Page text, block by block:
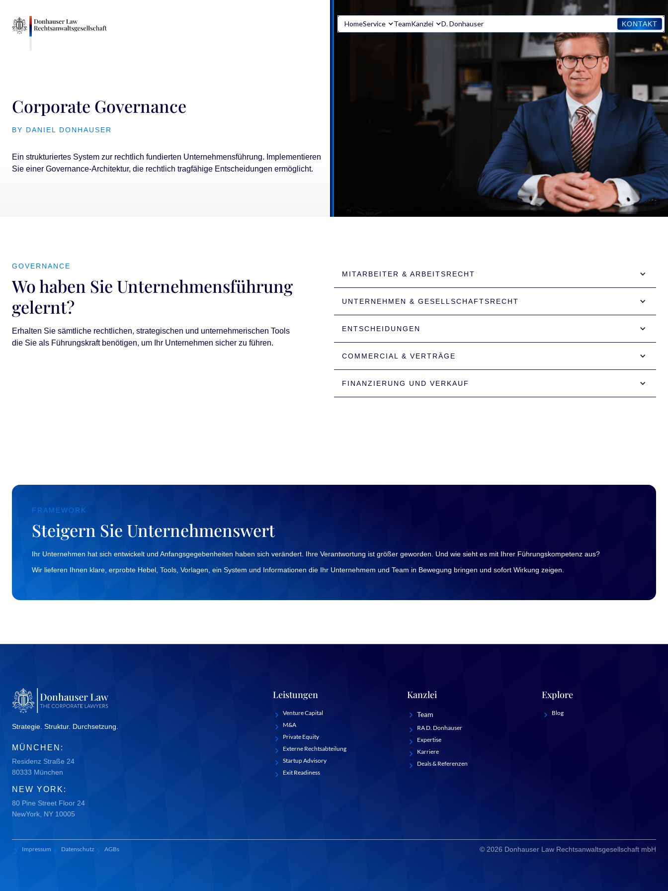
Corporate Governance
BY DANIEL DONHAUSER
Ein strukturiertes System zur rechtlich fundierten Unternehmensführung. Implementieren
Sie einer Governance-Architektur, die rechtlich tragfähige Entscheidungen ermöglicht.
HomeService TeamKanzlei D. Donhauser KONTAKT
GOVERNANCE
Wo haben Sie Unternehmensführung
gelernt?
Erhalten Sie sämtliche rechtlichen, strategischen und unternehmerischen Tools
die Sie als Führungskraft benötigen, um Ihr Unternehmen sicher zu führen.
MITARBEITER & ARBEITSRECHT
UNTERNEHMEN & GESELLSCHAFTSRECHT
ENTSCHEIDUNGEN
COMMERCIAL & VERTRÄGE
FINANZIERUNG UND VERKAUF
FRAMEWORK
Steigern Sie Unternehmenswert
Ihr Unternehmen hat sich entwickelt und Anfangsgegebenheiten haben sich verändert. Ihre Verantwortung ist größer geworden. Und wie sieht es mit Ihrer Führungskompetenz aus?
Wir lieferen Ihnen klare, erprobte Hebel, Tools, Vorlagen, ein System und Informationen die Ihr Unternehmem und Team in Bewegung bringen und sofort Wirkung zeigen.
Strategie. Struktur. Durchsetzung.
MÜNCHEN:
Residenz Straße 24
80333 München
NEW YORK:
80 Pine Street Floor 24
NewYork, NY 10005
Leistungen
Venture Capital
M&A
Private Equity
Externe Rechtsabteilung
Startup Advisory
Exit Readiness
Kanzlei
Team
RA D. Donhauser
Expertise
Karriere
Deals & Referenzen
Explore
Blog
Impressum Datenschutz AGBs © 2026 Donhauser Law Rechtsanwaltsgesellschaft mbH